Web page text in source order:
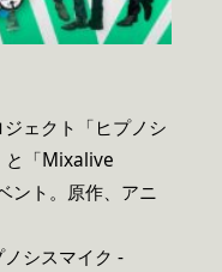
ェクト「ヒプノシ
と「Mixalive
ント。原作、アニ
シスマイク -